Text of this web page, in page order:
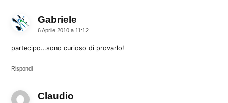
Gabriele
6 Aprile 2010 a 11:12
partecipo…sono curioso di provarlo!
Rispondi
Claudio